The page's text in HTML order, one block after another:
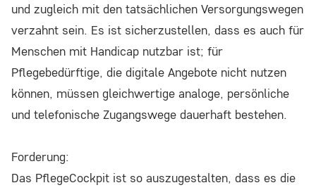
und zugleich mit den tatsächlichen Versorgungswegen
verzahnt sein. Es ist sicherzustellen, dass es auch für
Menschen mit Handicap nutzbar ist; für
Pflegebedürftige, die digitale Angebote nicht nutzen
können, müssen gleichwertige analoge, persönliche
und telefonische Zugangswege dauerhaft bestehen.
Forderung:
Das PflegeCockpit ist so auszugestalten, dass es die